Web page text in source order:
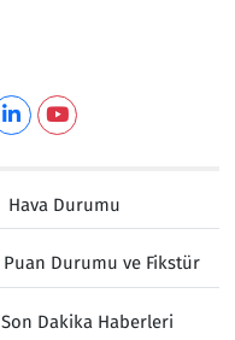
Hava Durumu
Puan Durumu ve Fikstür
Son Dakika Haberleri